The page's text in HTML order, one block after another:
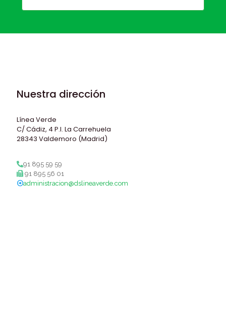
Nuestra dirección
Línea Verde
C/ Cádiz, 4 P.I. La Carrehuela
28343 Valdemoro (Madrid)
91 895 59 59
91 895 56 01
administracion@dslineaverde.com